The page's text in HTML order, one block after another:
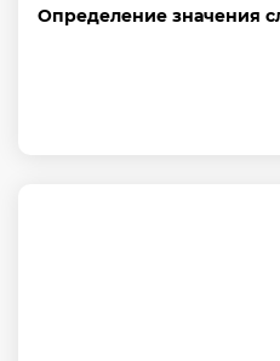
Определение значения